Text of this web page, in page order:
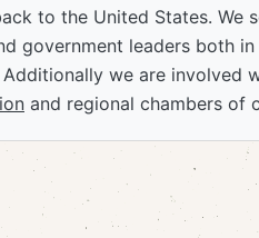
to the United States. We
government leaders both
we are involved
and regional chambers of